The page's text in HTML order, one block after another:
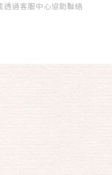
透過客服中心協助聯絡